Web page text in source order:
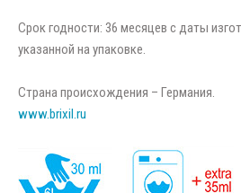
Срок годности: 36 месяцев с даты
указанной на упаковке.
Страна происхождения – Германия.
www.brixil.ru